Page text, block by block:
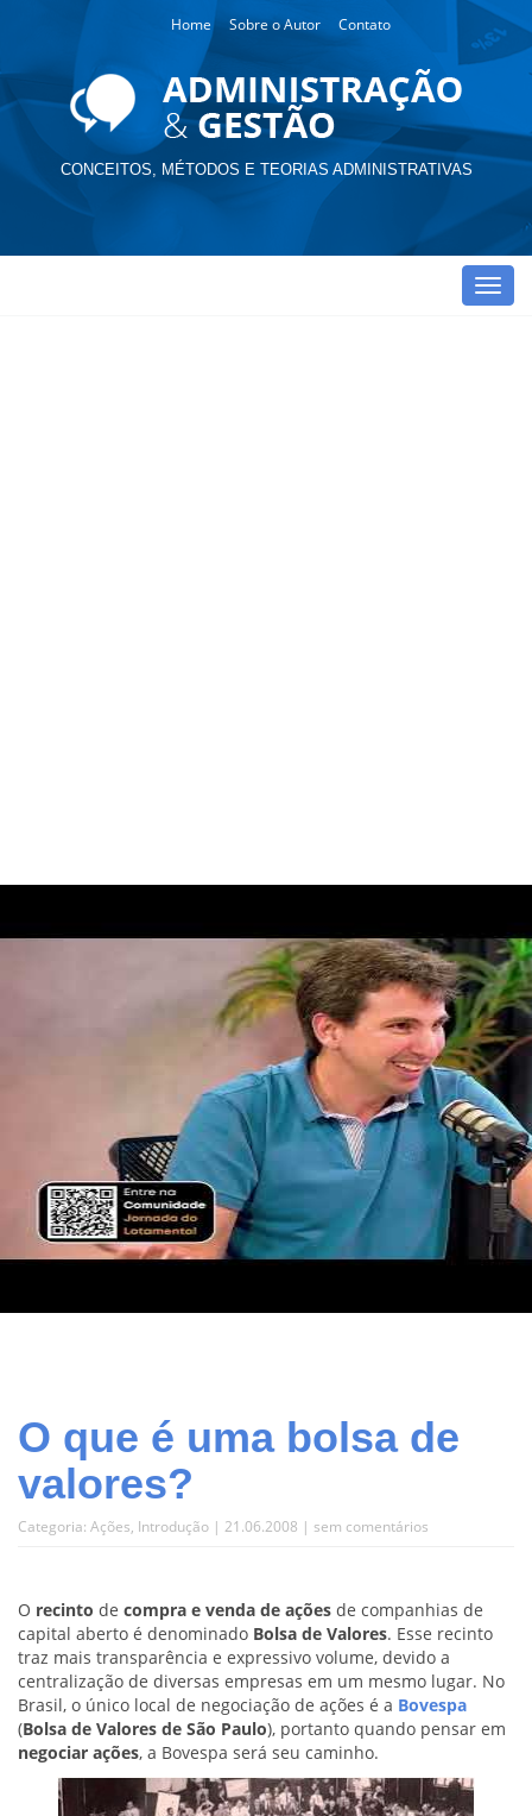
Home Sobre o Autor Contato
CONCEITOS, MÉTODOS E TEORIAS ADMINISTRATIVAS
O que é uma bolsa de
valores?
Categoria: Ações, Introdução | 21.06.2008 | sem comentários
O recinto de compra e venda de ações de companhias de
capital aberto é denominado Bolsa de Valores. Esse recinto
traz mais transparência e expressivo volume, devido a
centralização de diversas empresas em um mesmo lugar. No
Brasil, o único local de negociação de ações é a Bovespa
(Bolsa de Valores de São Paulo), portanto quando pensar em
negociar ações, a Bovespa será seu caminho.